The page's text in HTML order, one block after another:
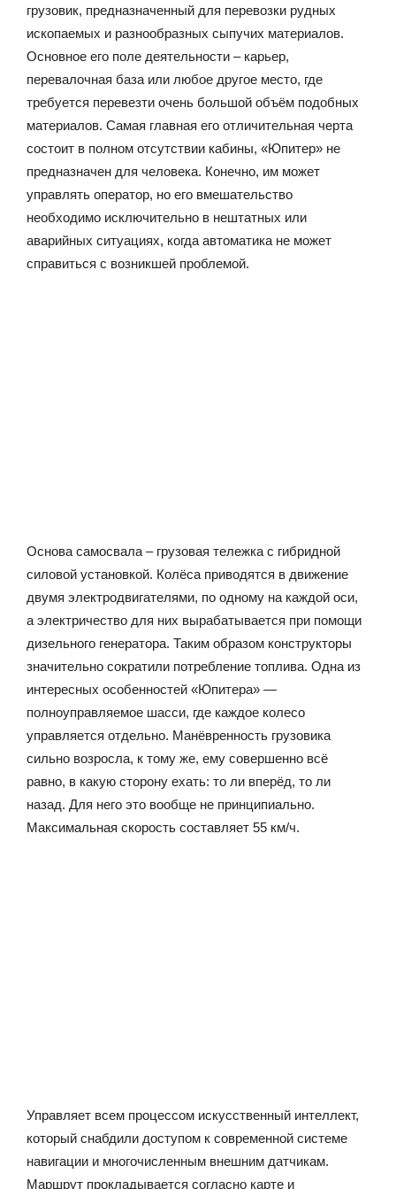
грузовик, предназначенный для перевозки рудных
ископаемых и разнообразных сыпучих материалов.
Основное его поле деятельности – карьер,
перевалочная база или любое другое место, где
требуется перевезти очень большой объём подобных
материалов. Самая главная его отличительная черта
состоит в полном отсутствии кабины, «Юпитер» не
предназначен для человека. Конечно, им может
управлять оператор, но его вмешательство
необходимо исключительно в нештатных или
аварийных ситуациях, когда автоматика не может
справиться с возникшей проблемой.
Основа самосвала – грузовая тележка с гибридной
силовой установкой. Колёса приводятся в движение
двумя электродвигателями, по одному на каждой оси,
а электричество для них вырабатывается при помощи
дизельного генератора. Таким образом конструкторы
значительно сократили потребление топлива. Одна из
интересных особенностей «Юпитера» —
полноуправляемое шасси, где каждое колесо
управляется отдельно. Манёвренность грузовика
сильно возросла, к тому же, ему совершенно всё
равно, в какую сторону ехать: то ли вперёд, то ли
назад. Для него это вообще не принципиально.
Максимальная скорость составляет 55 км/ч.
Управляет всем процессом искусственный интеллект,
который снабдили доступом к современной системе
навигации и многочисленным внешним датчикам.
Маршрут прокладывается согласно карте и